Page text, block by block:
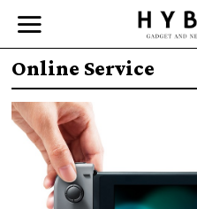
Online Service